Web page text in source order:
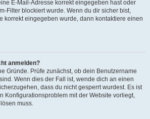
E-Mail-Adresse korrekt eingegeben hast oder
Filter blockiert wurde. Wenn du dir sicher bist,
korrekt eingegeben wurde, dann kontaktiere einen
anmelden?
Gründe. Prüfe zunächst, ob dein Benutzername
Wenn dies der Fall ist, wende dich an einen
dass du nicht gesperrt wurdest. Es ist
Konfigurationsproblem mit der Website vorliegt,
muss.